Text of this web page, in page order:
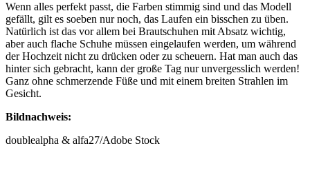
Wenn alles perfekt passt, die Farben stimmig sind und das Modell
gefällt, gilt es soeben nur noch, das Laufen ein bisschen zu üben.
Natürlich ist das vor allem bei Brautschuhen mit Absatz wichtig,
aber auch flache Schuhe müssen eingelaufen werden, um während
der Hochzeit nicht zu drücken oder zu scheuern. Hat man auch das
hinter sich gebracht, kann der große Tag nur unvergesslich werden!
Ganz ohne schmerzende Füße und mit einem breiten Strahlen im
Gesicht.
Bildnachweis:
doublealpha & alfa27/Adobe Stock